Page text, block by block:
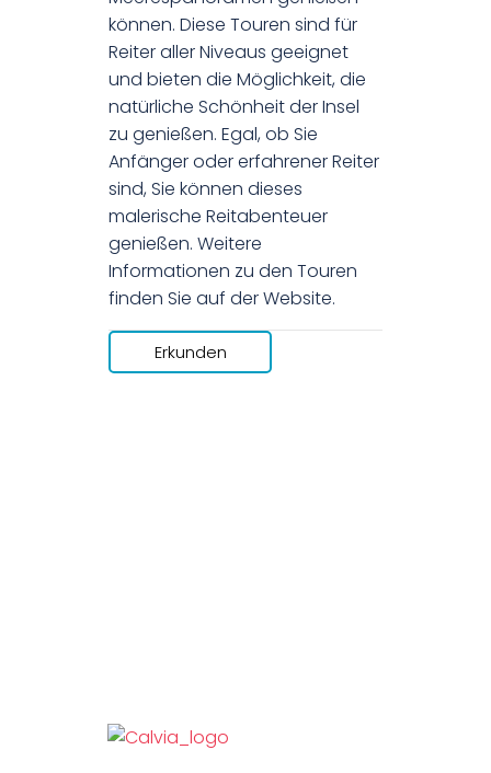
können. Diese Touren sind für
Reiter aller Niveaus geeignet
und bieten die Möglichkeit, die
natürliche Schönheit der Insel
zu genießen. Egal, ob Sie
Anfänger oder erfahrener Reiter
sind, Sie können dieses
malerische Reitabenteuer
genießen. Weitere
Informationen zu den Touren
finden Sie auf der Website.
Erkunden